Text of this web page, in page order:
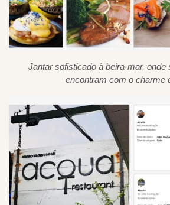
Jantar sofisticado à beira-mar, onde
encontram com o charme